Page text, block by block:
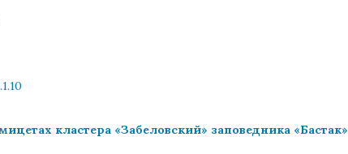
кластера «Забеловский» заповедника «Бастак»